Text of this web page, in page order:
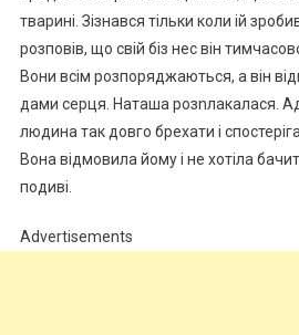
тварині. Зізнався тільки коли ій
розповів, що свій біз нес він
Вони всім розпоряджаються, а він
дами серця. Наташа розnлакалася.
людина так довго брехати і
Вона відмовила йому і не хотіла
подиві.
Advertisements